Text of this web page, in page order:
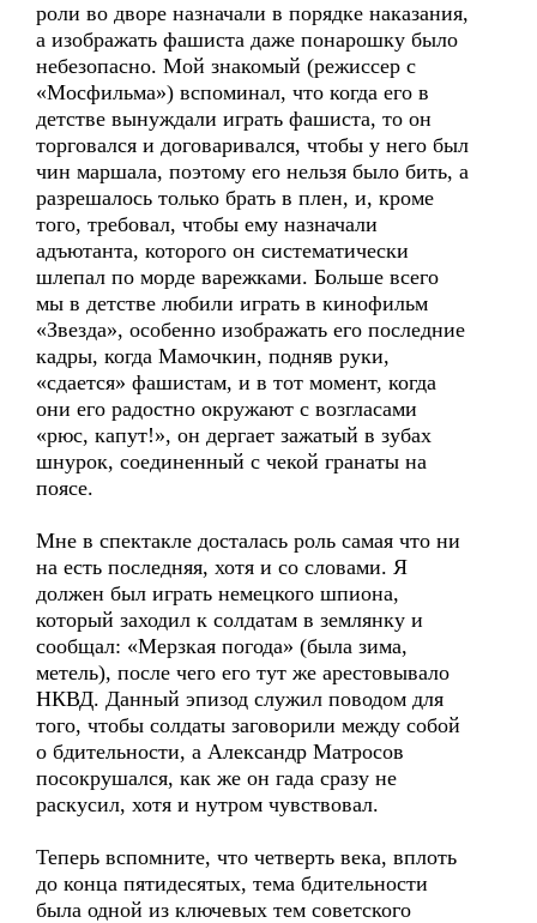
роли во дворе назначали в порядке наказания,
а изображать фашиста даже понарошку было
небезопасно. Мой знакомый (режиссер с
«Мосфильма») вспоминал, что когда его в
детстве вынуждали играть фашиста, то он
торговался и договаривался, чтобы у него был
чин маршала, поэтому его нельзя было бить, а
разрешалось только брать в плен, и, кроме
того, требовал, чтобы ему назначали
адъютанта, которого он систематически
шлепал по морде варежками. Больше всего
мы в детстве любили играть в кинофильм
«Звезда», особенно изображать его последние
кадры, когда Мамочкин, подняв руки,
«сдается» фашистам, и в тот момент, когда
они его радостно окружают с возгласами
«рюс, капут!», он дергает зажатый в зубах
шнурок, соединенный с чекой гранаты на
поясе.
Мне в спектакле досталась роль самая что ни
на есть последняя, хотя и со словами. Я
должен был играть немецкого шпиона,
который заходил к солдатам в землянку и
сообщал: «Мерзкая погода» (была зима,
метель), после чего его тут же арестовывало
НКВД. Данный эпизод служил поводом для
того, чтобы солдаты заговорили между собой
о бдительности, а Александр Матросов
посокрушался, как же он гада сразу не
раскусил, хотя и нутром чувствовал.
Теперь вспомните, что четверть века, вплоть
до конца пятидесятых, тема бдительности
была одной из ключевых тем советского